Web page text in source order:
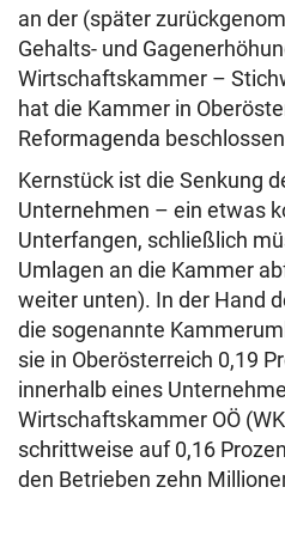
an der (später
Gehalts- und
Wirtschaftskammer –
hat die Kammer in
Reformagenda
Kernstück ist die Senkung
Unternehmen – ein etwas
Unterfangen, schließlich
Umlagen an die Kammer
weiter unten). In der Hand
die sogenannte
sie in Oberösterreich 0,19
innerhalb eines
Wirtschaftskammer OÖ
schrittweise auf 0,16
den Betrieben zehn